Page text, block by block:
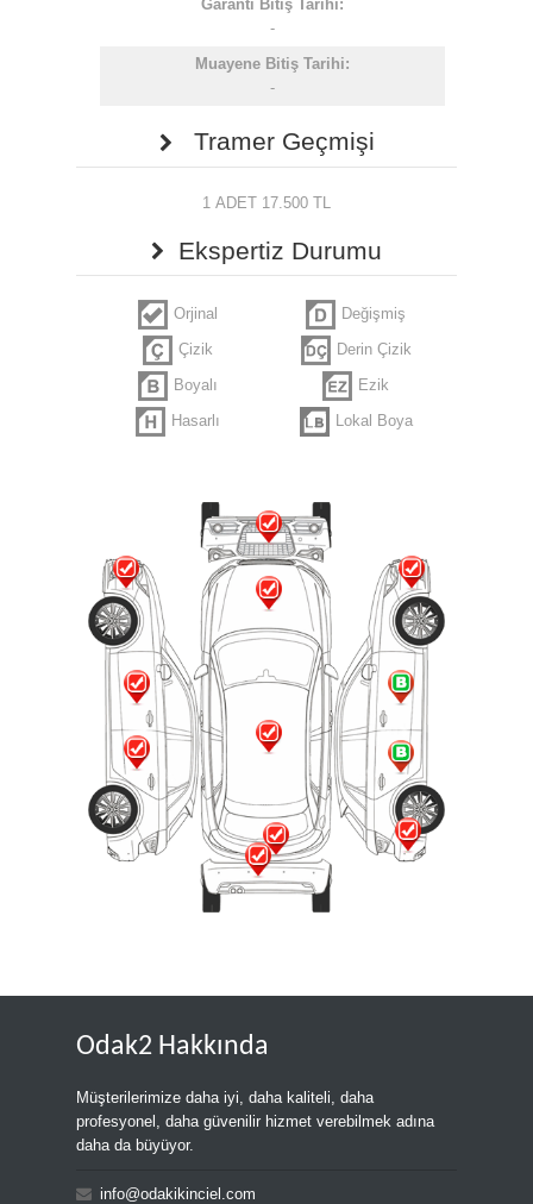
Garanti Bitiş Tarihi:
-
Muayene Bitiş Tarihi:
-
Tramer Geçmişi
1 ADET 17.500 TL
Ekspertiz Durumu
Orjinal
Değişmiş
Çizik
Derin Çizik
Boyalı
Ezik
Hasarlı
Lokal Boya
Odak2 Hakkında
Müşterilerimize daha iyi, daha kaliteli, daha
profesyonel, daha güvenilir hizmet verebilmek adına
daha da büyüyor.
info@odakikinciel.com